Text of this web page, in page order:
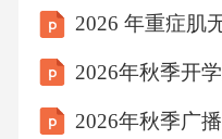
行为的是（）
A、植树造林
2026 年重症肌